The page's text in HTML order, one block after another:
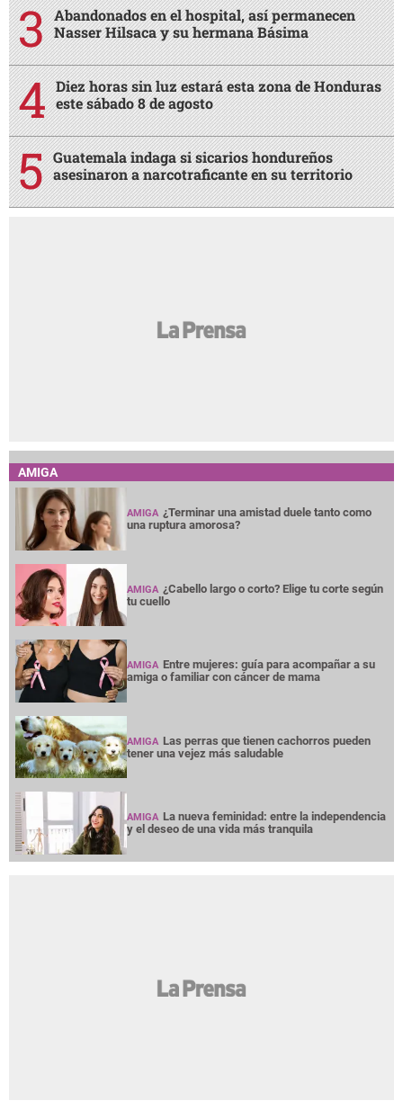
Abandonados en el hospital, así permanecen
Nasser Hilsaca y su hermana Básima
Diez horas sin luz estará esta zona de Honduras
este sábado 8 de agosto
Guatemala indaga si sicarios hondureños
asesinaron a narcotraficante en su territorio
AMIGA
AMIGA ¿Terminar una amistad duele tanto como
una ruptura amorosa?
AMIGA ¿Cabello largo o corto? Elige tu corte según
tu cuello
AMIGA Entre mujeres: guía para acompañar a su
amiga o familiar con cáncer de mama
AMIGA Las perras que tienen cachorros pueden
tener una vejez más saludable
AMIGA La nueva feminidad: entre la independencia
y el deseo de una vida más tranquila